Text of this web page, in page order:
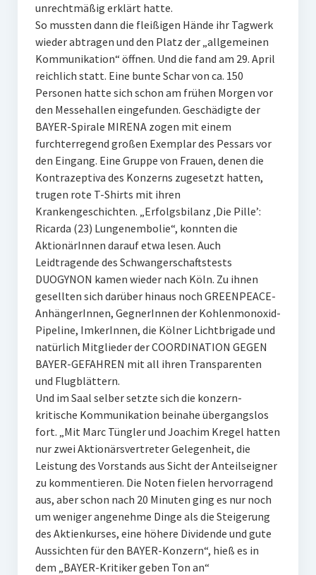
unrechtmäßig erklärt hatte.
So mussten dann die fleißigen Hände ihr Tagwerk
wieder abtragen und den Platz der „allgemeinen
Kommunikation“ öffnen. Und die fand am 29. April
reichlich statt. Eine bunte Schar von ca. 150
Personen hatte sich schon am frühen Morgen vor
den Messehallen eingefunden. Geschädigte der
BAYER-Spirale MIRENA zogen mit einem
furchterregend großen Exemplar des Pessars vor
den Eingang. Eine Gruppe von Frauen, denen die
Kontrazeptiva des Konzerns zugesetzt hatten,
trugen rote T-Shirts mit ihren
Krankengeschichten. „Erfolgsbilanz ‚Die Pille’:
Ricarda (23) Lungenembolie“, konnten die
AktionärInnen darauf etwa lesen. Auch
Leidtragende des Schwangerschaftstests
DUOGYNON kamen wieder nach Köln. Zu ihnen
gesellten sich darüber hinaus noch GREENPEACE-
AnhängerInnen, GegnerInnen der Kohlenmonoxid-
Pipeline, ImkerInnen, die Kölner Lichtbrigade und
natürlich Mitglieder der COORDINATION GEGEN
BAYER-GEFAHREN mit all ihren Transparenten
und Flugblättern.
Und im Saal selber setzte sich die konzern-
kritische Kommunikation beinahe übergangslos
fort. „Mit Marc Tüngler und Joachim Kregel hatten
nur zwei Aktionärsvertreter Gelegenheit, die
Leistung des Vorstands aus Sicht der Anteilseigner
zu kommentieren. Die Noten fielen hervorragend
aus, aber schon nach 20 Minuten ging es nur noch
um weniger angenehme Dinge als die Steigerung
des Aktienkurses, eine höhere Dividende und gute
Aussichten für den BAYER-Konzern“, hieß es in
dem „BAYER-Kritiker geben Ton an“